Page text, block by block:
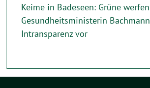
Keime in Badeseen: Grüne werfen
Gesundheitsministerin Bachmann
Intransparenz vor